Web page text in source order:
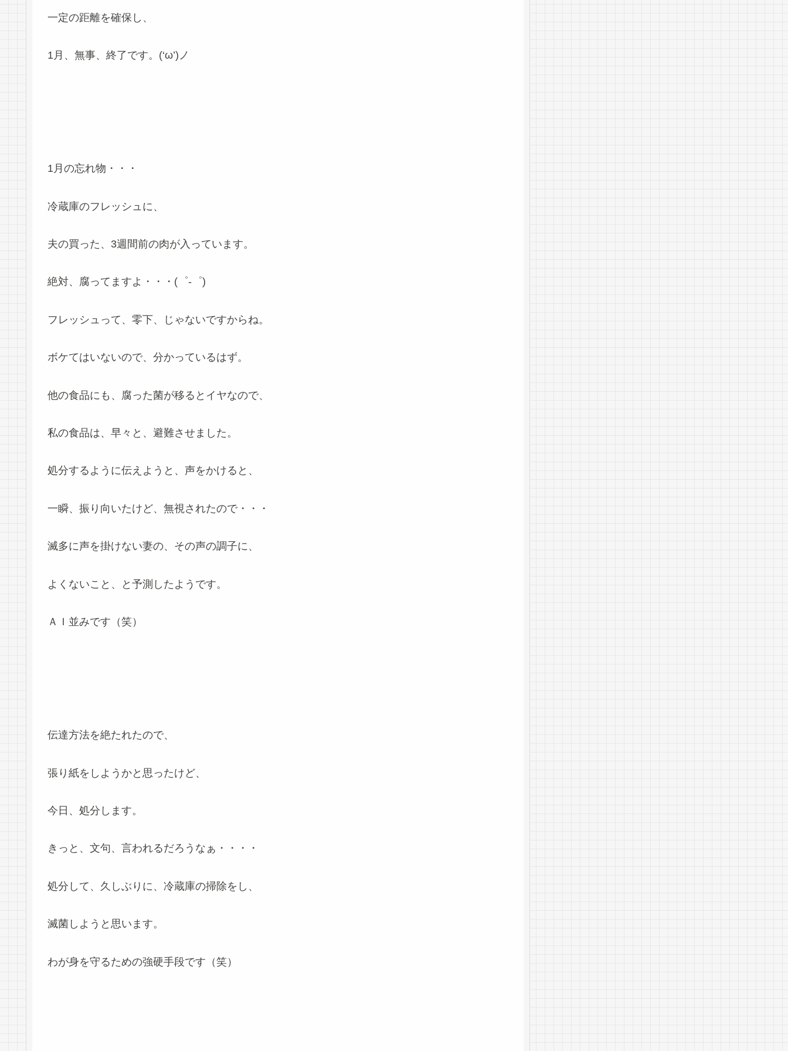
一定の距離を確保し、
1月、無事、終了です。(‘ω’)ノ
1月の忘れ物・・・
冷蔵庫のフレッシュに、
夫の買った、3週間前の肉が入っています。
絶対、腐ってますよ・・・(゜-゜)
フレッシュって、零下、じゃないですからね。
ボケてはいないので、分かっているはず。
他の食品にも、腐った菌が移るとイヤなので、
私の食品は、早々と、避難させました。
処分するように伝えようと、声をかけると、
一瞬、振り向いたけど、無視されたので・・・
滅多に声を掛けない妻の、その声の調子に、
よくないこと、と予測したようです。
ＡＩ並みです（笑）
伝達方法を絶たれたので、
張り紙をしようかと思ったけど、
今日、処分します。
きっと、文句、言われるだろうなぁ・・・・
処分して、久しぶりに、冷蔵庫の掃除をし、
滅菌しようと思います。
わが身を守るための強硬手段です（笑）